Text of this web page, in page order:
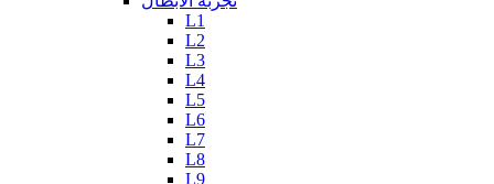
L1
L2
L3
L4
L5
L6
L7
L8
L9